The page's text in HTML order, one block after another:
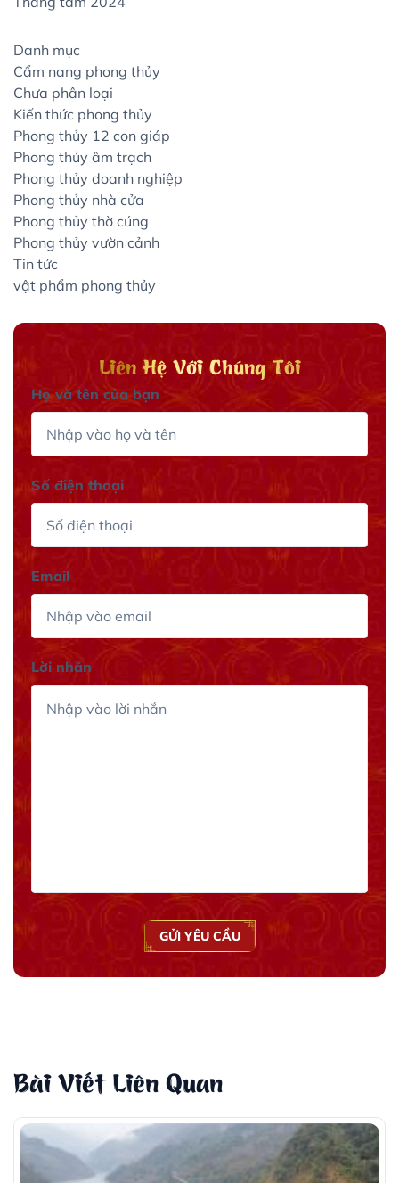
Danh mục
Cẩm nang phong thủy
Chưa phân loại
Kiến thức phong thủy
Phong thủy 12 con giáp
Phong thủy âm trạch
Phong thủy doanh nghiệp
Phong thủy nhà cửa
Phong thủy thờ cúng
Phong thủy vườn cảnh
Tin tức
vật phẩm phong thủy
Liên Hệ Với Chúng Tôi
Họ và tên của bạn
Số điện thoại
Email
Lời nhắn
GỬI YÊU CẦU
Bài Viết Liên Quan